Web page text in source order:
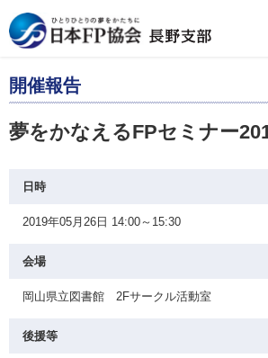
開催報告
夢をかなえるFPセミナー
日時
2019年05月26日 14:00～15:30
会場
岡山県立図書館 2Fサークル活動室
後援等